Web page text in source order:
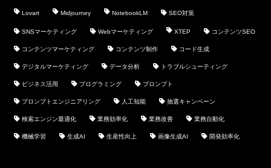
Lovart Midjourney NotebookLM SEO対策
SNSマーケティング Webマーケティング XTEP コンテンツSEO
コンテンツマーケティング コンテンツ制作 コード生成
デジタルマーケティング データ分析 トラブルシューティング
ビジネス活用 プログラミング プロンプト
プロンプトエンジニアリング 人工知能 抽選キャンペーン
検索エンジン最適化 業務効率化 業務改善 業務自動化
機械学習 生成AI 生産性向上 画像生成AI 開発効率化